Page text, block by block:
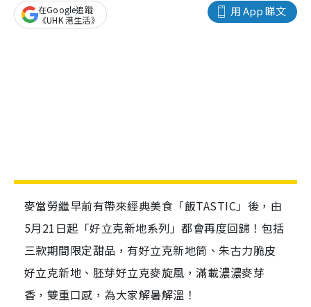
用 App 睇文
在Google追蹤
《UHK 港生活》
麥當勞繼早前有帶來經典美食「飯TASTIC」後，由
5月21日起「好立克新地系列」都會再度回歸！包括
三款期間限定甜品，有好立克新地筒、朱古力脆皮
好立克新地、胚芽好立克麥旋風，滿載濃濃麥芽
香，雙重口感，為大家解暑解溫！